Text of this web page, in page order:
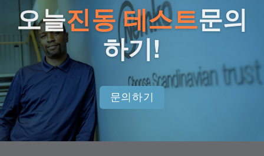
오늘진동 테스트문의
하기!
문의하기